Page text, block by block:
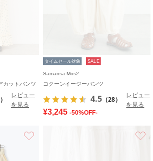
カットパンツ
レビュー
を見る
タイムセール対象 SALE
Samansa Mos2
コクーンイージーパンツ
4.5 （28）
レビュー
を見る
¥3,245 -50%OFF-